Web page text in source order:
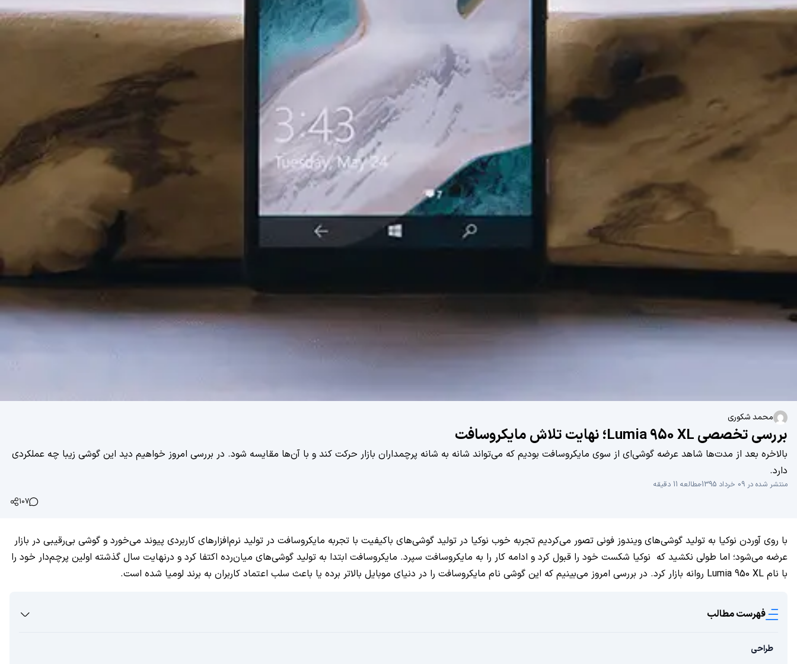
محمد شکوری
بررسی تخصصی Lumia 950 XL؛ نهایت تلاش مایکروسافت
بالاخره بعد از مدت‌ها شاهد عرضه گوشی‌ای از سوی مایکروسافت بودیم که می‌تواند شانه به شانه پرچمداران بازار حرکت کند و با آن‌ها مقایسه شود. در بررسی امروز خواهیم دید این گوشی زیبا چه عملکردی
دارد.
منتشر شده در 09 خرداد 1395
مطالعه 11 دقیقه
107
با روی آوردن نوکیا به تولید گوشی‌های ویندوز فونی تصور می‌کردیم تجربه خوب نوکیا در تولید گوشی‌های باکیفیت با تجربه مایکروسافت در تولید نرم‌افزارهای کاربردی پیوند می‌خورد و گوشی بی‌رقیبی در بازار
عرضه می‌شود؛ اما طولی نکشید که نوکیا شکست خود را قبول کرد و ادامه کار را به مایکروسافت سپرد. مایکروسافت ابتدا به تولید گوشی‌های میان‌رده اکتفا کرد و درنهایت سال گذشته اولین پرچم‌دار خود را
با نام Lumia 950 XL روانه بازار کرد. در بررسی امروز می‌بینیم که این گوشی نام مایکروسافت را در دنیای موبایل بالاتر برده یا باعث سلب اعتماد کاربران به برند لومیا شده است.
فهرست مطالب
طراحی